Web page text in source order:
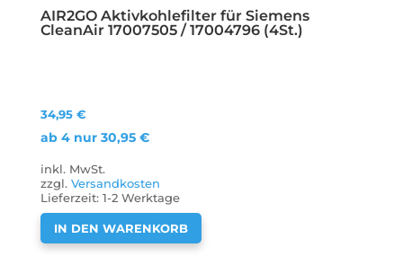
AIR2GO Aktivkohlefilter für Siemens
CleanAir 17007505 / 17004796 (4St.)
34,95€
ab 4 nur30,95€
inkl. MwSt.
zzgl.Versandkosten
Lieferzeit:1-2 Werktage
IN DEN WARENKORB